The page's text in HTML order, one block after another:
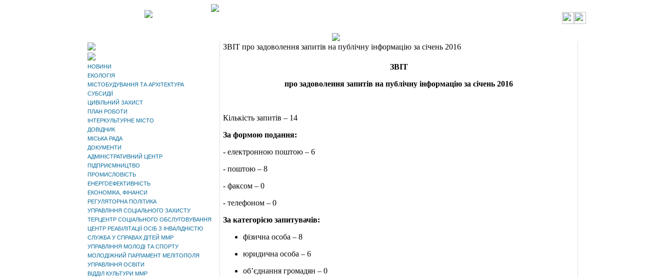
НОВИНИ
ЕКОЛОГІЯ
МІСТОБУДУВАННЯ ТА АРХІТЕКТУРА
СУБСИДІЇ
ЦИВІЛЬНИЙ ЗАХИСТ
ПЛАН РОБОТИ
ІНТЕРКУЛЬТУРНЕ МІСТО
ДОВІДНИК
МІСЬКА РАДА
ДОКУМЕНТИ
АДМІНІСТРАТИВНИЙ ЦЕНТР
ПІДПРИЄМНИЦТВО
ПРОМИСЛОВІСТЬ
ЕНЕРГОЕФЕКТИВНІСТЬ
ЕКОНОМІКА, ФІНАНСИ
РЕГУЛЯТОРНА ПОЛІТИКА
УПРАВЛІННЯ СОЦІАЛЬНОГО ЗАХИСТУ
ТЕРЦЕНТР СОЦІАЛЬНОГО ОБСЛУГОВУВАННЯ
ЦЕНТР РЕАБІЛІТАЦІЇ ОСІБ З ІНВАЛІДНІСТЮ
СЛУЖБА У СПРАВАХ ДІТЕЙ ММР
УПРАВЛІННЯ МОЛОДІ ТА СПОРТУ
МОЛОДІЖНИЙ ПАРЛАМЕНТ МЕЛІТОПОЛЯ
УПРАВЛІННЯ ОСВІТИ
ВІДДІЛ КУЛЬТУРИ ММР
ЗВІТ про задоволення запитів на публічну інформацію за січень 2016
ЗВІТ
про задоволення запитів на публічну інформацію за січень 2016
Кількість запитів – 14
За формою подання:
- електронною поштою – 6
- поштою – 8
- факсом – 0
- телефоном – 0
За категорією запитувачів:
фізична особа – 8
юридична особа – 6
об’єднання громадян – 0